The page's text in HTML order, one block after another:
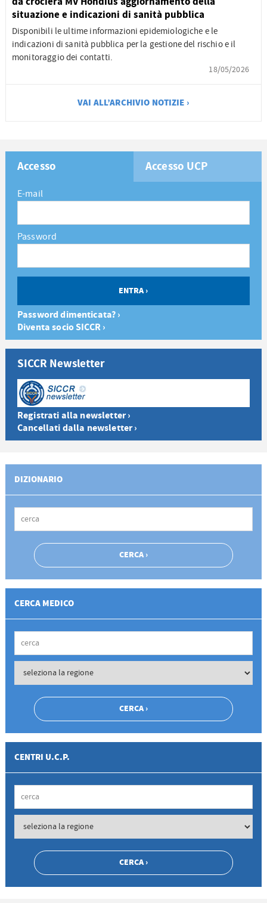
situazione e indicazioni di sanità pubblica
Disponibili le ultime informazioni epidemiologiche e le
indicazioni di sanità pubblica per la gestione del rischio e il
monitoraggio dei contatti.
18/05/2026
VAI ALL’ARCHIVIO NOTIZIE ›
Accesso Accesso UCP
E-mail
Password
Password dimenticata? ›
Diventa socio SICCR ›
SICCR Newsletter
Registrati alla newsletter ›
Cancellati dalla newsletter ›
DIZIONARIO
CERCA MEDICO
CENTRI U.C.P.